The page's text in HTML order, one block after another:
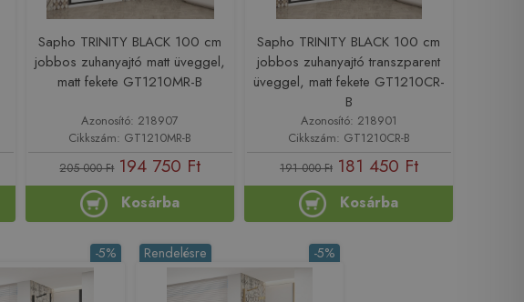
Sapho TRINITY BLACK 100 cm
jobbos zuhanyajtó matt üveggel,
matt fekete GT1210MR-B
Azonosító: 218907
Cikkszám: GT1210MR-B
205 000 Ft 194 750 Ft
Kosárba
Sapho TRINITY BLACK 100 cm
jobbos zuhanyajtó transzparent
üveggel, matt fekete GT1210CR-
B
Azonosító: 218901
Cikkszám: GT1210CR-B
191 000 Ft 181 450 Ft
Kosárba
-5% -5%
Rendelésre